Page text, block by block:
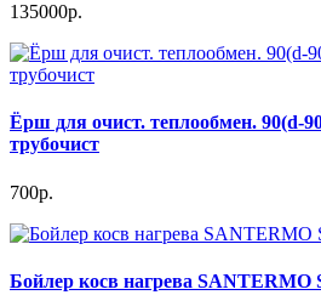
135000р.
Ёрш для очист. теплообмен. 90(d-
трубочист
700р.
Бойлер косв нагрева SANTERMO